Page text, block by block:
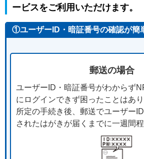
ービスをご利用いただけます。
①ユーザーID・暗証番号の確認が簡
郵送の場合
ユーザーID・暗証番号がわからず
にログインできず困ったことはあ
所定の手続き後、郵送でユーザー
されたはがきが届くまでに一週間程